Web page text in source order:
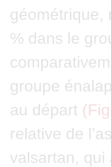
géométrique,
% dans le
groupe
au départ
relative de
valsartan, qui